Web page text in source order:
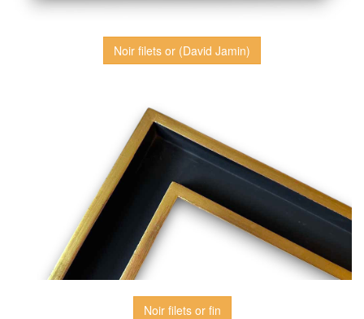
Noir filets or (David Jamin)
Noir filets or fin